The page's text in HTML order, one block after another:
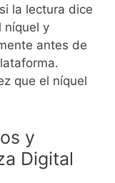
la lectura dice
níquel y
antes de
que el níquel
y
Digital